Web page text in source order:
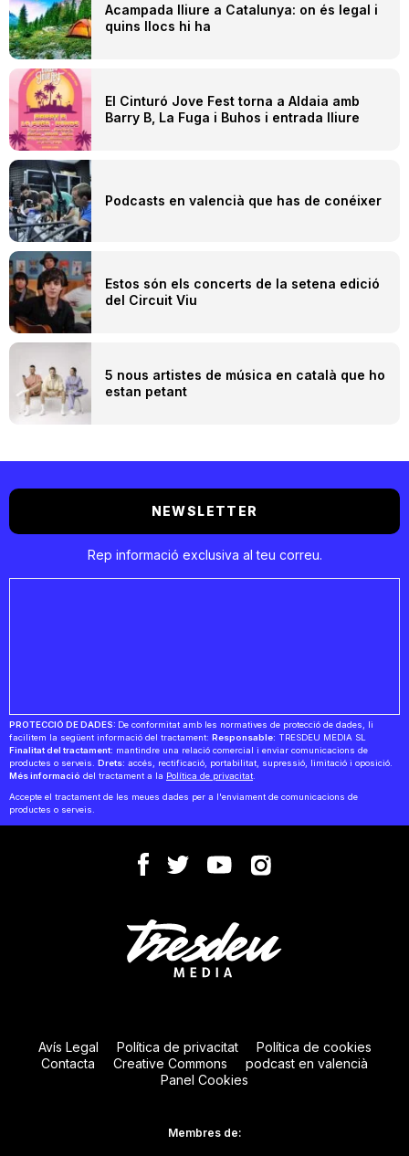
Acampada lliure a Catalunya: on és legal i
quins llocs hi ha
El Cinturó Jove Fest torna a Aldaia amb
Barry B, La Fuga i Buhos i entrada lliure
Podcasts en valencià que has de conéixer
Estos són els concerts de la setena edició
del Circuit Viu
5 nous artistes de música en català que ho
estan petant
NEWSLETTER
Rep informació exclusiva al teu correu.
PROTECCIÓ DE DADES: De conformitat amb les normatives de protecció de dades, li
facilitem la següent informació del tractament: Responsable: TRESDEU MEDIA SL
Finalitat del tractament: mantindre una relació comercial i enviar comunicacions de
productes o serveis. Drets: accés, rectificació, portabilitat, supressió, limitació i oposició.
Més informació del tractament a la Política de privacitat
Accepte el tractament de les meues dades per a l'enviament de comunicacions de
productes o serveis.
Avís Legal Política de privacitat
Política de cookies
Contacta
Creative Commons
podcast en valencià
Panel Cookies
Membres de: